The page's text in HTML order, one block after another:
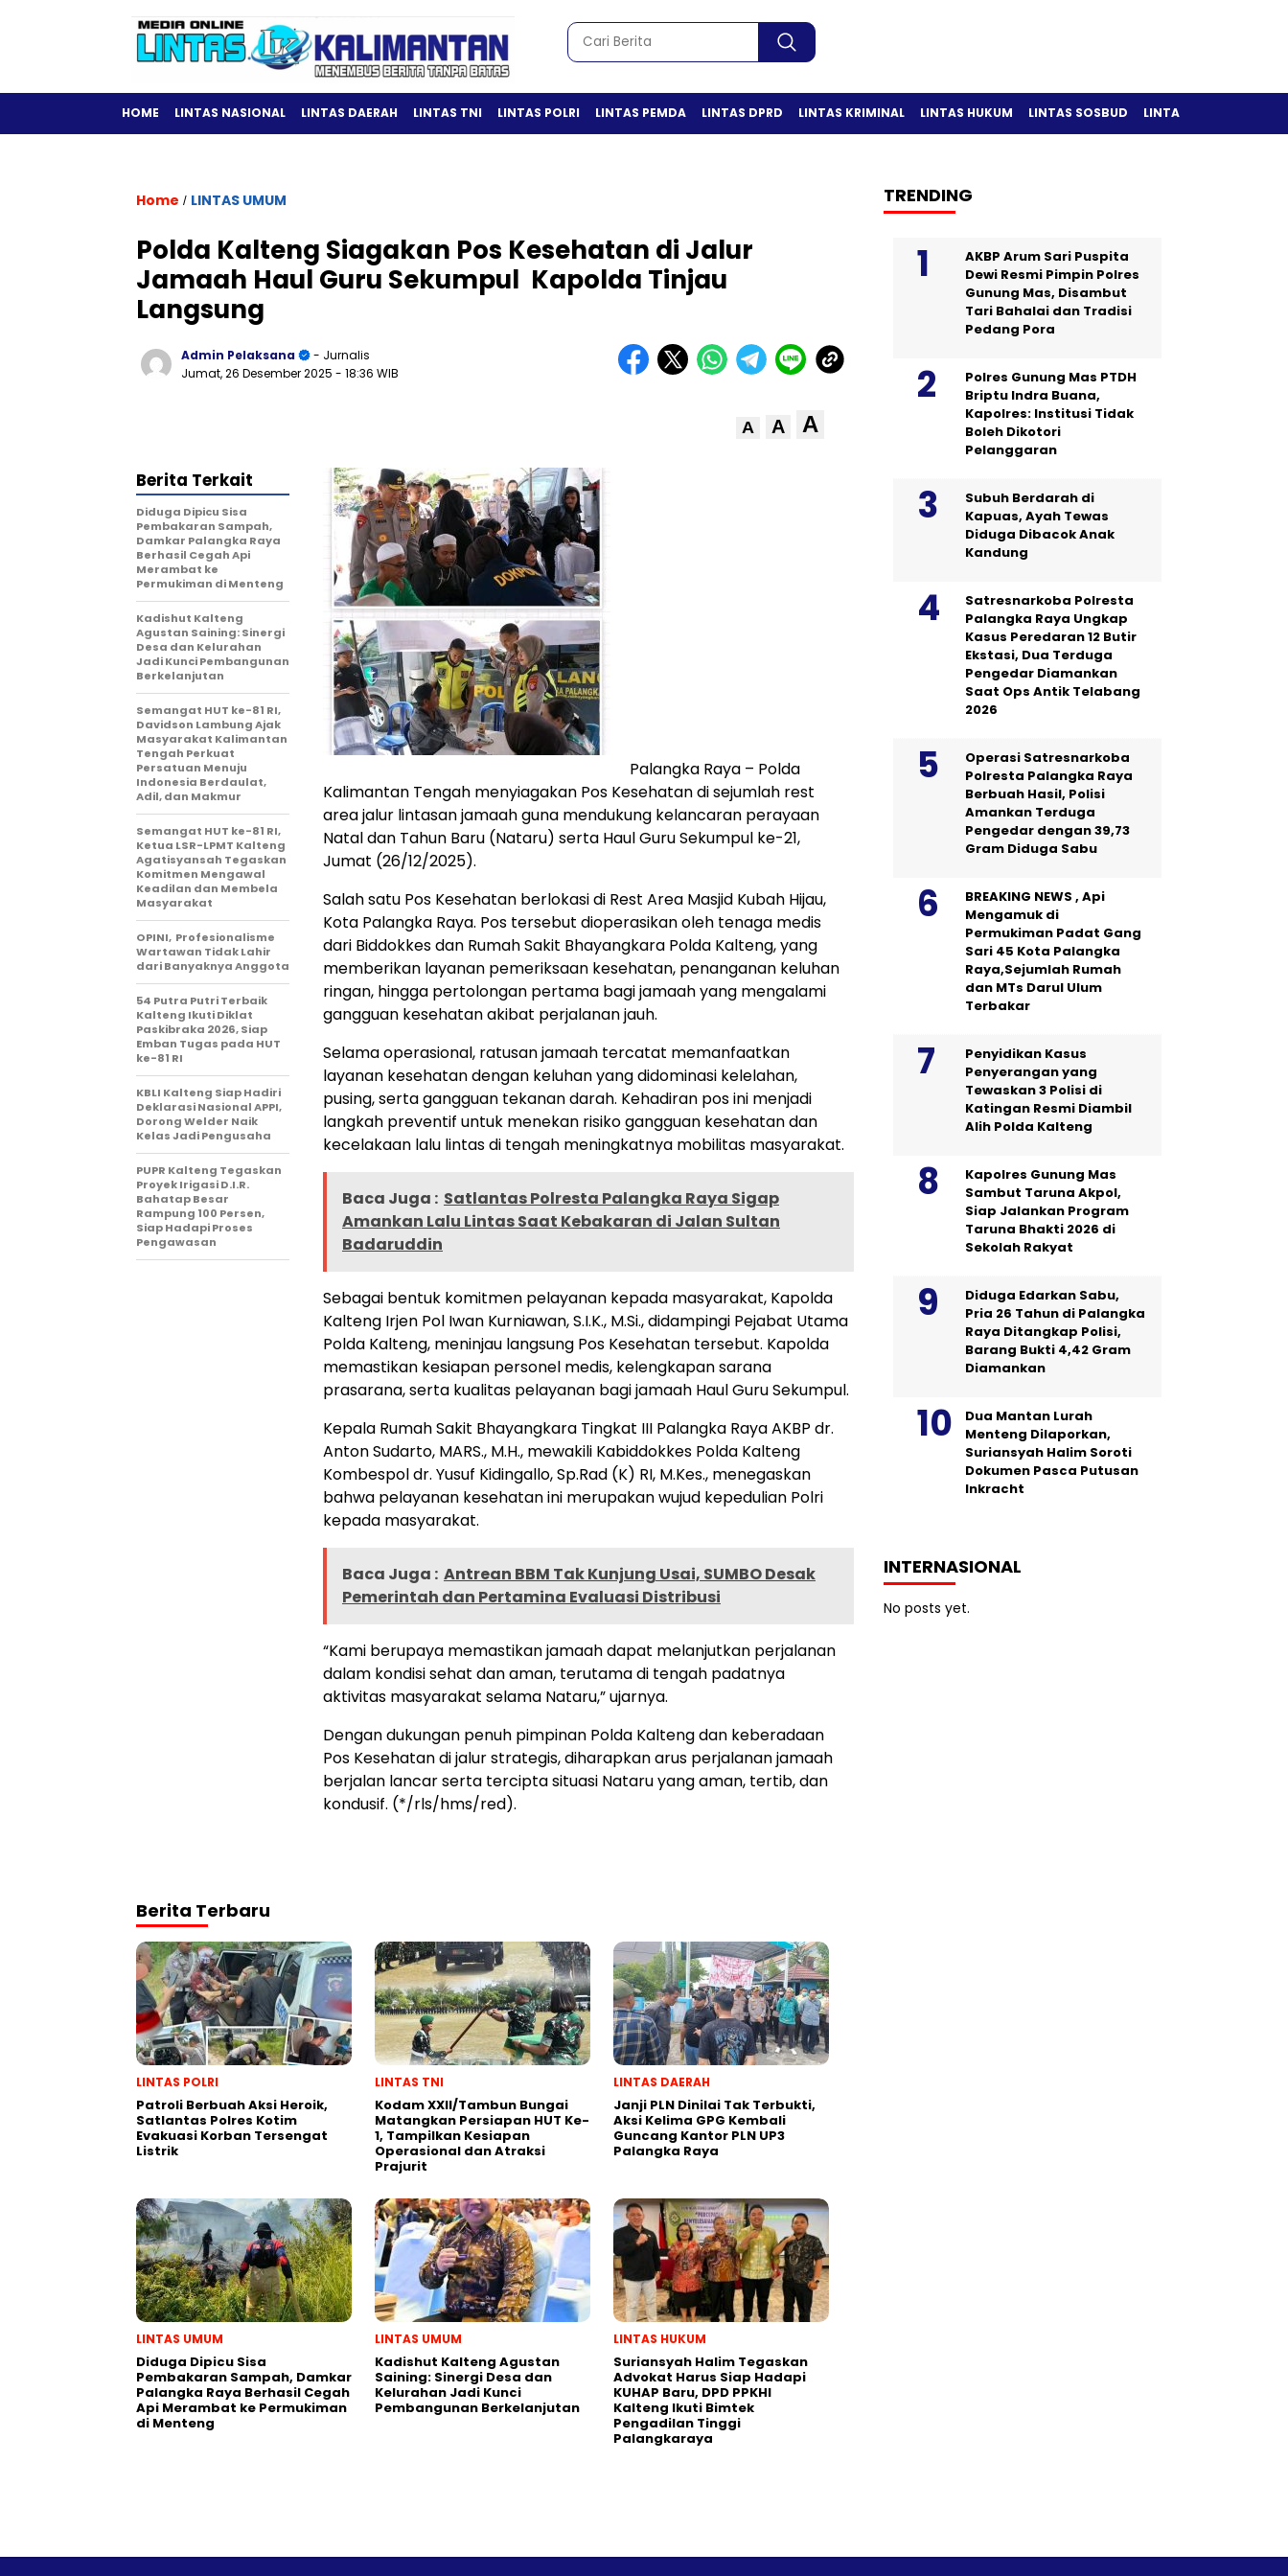
HOME LINTAS NASIONAL LINTAS DAERAH LINTAS TNI LINTAS POLRI LINTAS PEMDA LINTAS DPRD LINTAS KRIMINAL LINTAS HUKUM LINTAS SOSBUD LINTAS OLAH RAGA
Home / LINTAS UMUM
Polda Kalteng Siagakan Pos Kesehatan di Jalur
Jamaah Haul Guru Sekumpul Kapolda Tinjau
Langsung
Admin Pelaksana
- Jurnalis
Jumat, 26 Desember 2025 - 18:36 WIB
A A A
Palangka Raya – Polda
Kalimantan Tengah menyiagakan Pos Kesehatan di sejumlah rest
area jalur lintasan jamaah guna mendukung kelancaran perayaan
Natal dan Tahun Baru (Nataru) serta Haul Guru Sekumpul ke-21,
Jumat (26/12/2025).
Salah satu Pos Kesehatan berlokasi di Rest Area Masjid Kubah Hijau,
Kota Palangka Raya. Pos tersebut dioperasikan oleh tenaga medis
dari Biddokkes dan Rumah Sakit Bhayangkara Polda Kalteng, yang
memberikan layanan pemeriksaan kesehatan, penanganan keluhan
ringan, hingga pertolongan pertama bagi jamaah yang mengalami
gangguan kesehatan akibat perjalanan jauh.
Selama operasional, ratusan jamaah tercatat memanfaatkan
layanan kesehatan dengan keluhan yang didominasi kelelahan,
pusing, serta gangguan tekanan darah. Kehadiran pos ini menjadi
langkah preventif untuk menekan risiko gangguan kesehatan dan
kecelakaan lalu lintas di tengah meningkatnya mobilitas masyarakat.
Baca Juga : Satlantas Polresta Palangka Raya Sigap
Amankan Lalu Lintas Saat Kebakaran di Jalan Sultan
Badaruddin
Sebagai bentuk komitmen pelayanan kepada masyarakat, Kapolda
Kalteng Irjen Pol Iwan Kurniawan, S.I.K., M.Si., didampingi Pejabat Utama
Polda Kalteng, meninjau langsung Pos Kesehatan tersebut. Kapolda
memastikan kesiapan personel medis, kelengkapan sarana
prasarana, serta kualitas pelayanan bagi jamaah Haul Guru Sekumpul.
Kepala Rumah Sakit Bhayangkara Tingkat III Palangka Raya AKBP dr.
Anton Sudarto, MARS., M.H., mewakili Kabiddokkes Polda Kalteng
Kombespol dr. Yusuf Kidingallo, Sp.Rad (K) RI, M.Kes., menegaskan
bahwa pelayanan kesehatan ini merupakan wujud kepedulian Polri
kepada masyarakat.
Baca Juga : Antrean BBM Tak Kunjung Usai, SUMBO Desak
Pemerintah dan Pertamina Evaluasi Distribusi
“Kami berupaya memastikan jamaah dapat melanjutkan perjalanan
dalam kondisi sehat dan aman, terutama di tengah padatnya
aktivitas masyarakat selama Nataru,” ujarnya.
Dengan dukungan penuh pimpinan Polda Kalteng dan keberadaan
Pos Kesehatan di jalur strategis, diharapkan arus perjalanan jamaah
berjalan lancar serta tercipta situasi Nataru yang aman, tertib, dan
kondusif. (*/rls/hms/red).
Berita Terkait
Diduga Dipicu Sisa
Pembakaran Sampah,
Damkar Palangka Raya
Berhasil Cegah Api
Merambat ke
Permukiman di Menteng
Kadishut Kalteng
Agustan Saining: Sinergi
Desa dan Kelurahan
Jadi Kunci Pembangunan
Berkelanjutan
Semangat HUT ke-81 RI,
Davidson Lambung Ajak
Masyarakat Kalimantan
Tengah Perkuat
Persatuan Menuju
Indonesia Berdaulat,
Adil, dan Makmur
Semangat HUT ke-81 RI,
Ketua LSR-LPMT Kalteng
Agatisyansah Tegaskan
Komitmen Mengawal
Keadilan dan Membela
Masyarakat
OPINI, Profesionalisme
Wartawan Tidak Lahir
dari Banyaknya Anggota
54 Putra Putri Terbaik
Kalteng Ikuti Diklat
Paskibraka 2026, Siap
Emban Tugas pada HUT
ke-81 RI
KBLI Kalteng Siap Hadiri
Deklarasi Nasional APPI,
Dorong Welder Naik
Kelas Jadi Pengusaha
PUPR Kalteng Tegaskan
Proyek Irigasi D.I.R.
Bahatap Besar
Rampung 100 Persen,
Siap Hadapi Proses
Pengawasan
Berita Terbaru
LINTAS POLRI
Patroli Berbuah Aksi Heroik,
Satlantas Polres Kotim
Evakuasi Korban Tersengat
Listrik
LINTAS TNI
Kodam XXII/Tambun Bungai
Matangkan Persiapan HUT Ke-
1, Tampilkan Kesiapan
Operasional dan Atraksi
Prajurit
LINTAS DAERAH
Janji PLN Dinilai Tak Terbukti,
Aksi Kelima GPG Kembali
Guncang Kantor PLN UP3
Palangka Raya
LINTAS UMUM
Diduga Dipicu Sisa
Pembakaran Sampah, Damkar
Palangka Raya Berhasil Cegah
Api Merambat ke Permukiman
di Menteng
LINTAS UMUM
Kadishut Kalteng Agustan
Saining: Sinergi Desa dan
Kelurahan Jadi Kunci
Pembangunan Berkelanjutan
LINTAS HUKUM
Suriansyah Halim Tegaskan
Advokat Harus Siap Hadapi
KUHAP Baru, DPD PPKHI
Kalteng Ikuti Bimtek
Pengadilan Tinggi
Palangkaraya
TRENDING
AKBP Arum Sari Puspita
Dewi Resmi Pimpin Polres
Gunung Mas, Disambut
Tari Bahalai dan Tradisi
Pedang Pora
Polres Gunung Mas PTDH
Briptu Indra Buana,
Kapolres: Institusi Tidak
Boleh Dikotori
Pelanggaran
Subuh Berdarah di
Kapuas, Ayah Tewas
Diduga Dibacok Anak
Kandung
Satresnarkoba Polresta
Palangka Raya Ungkap
Kasus Peredaran 12 Butir
Ekstasi, Dua Terduga
Pengedar Diamankan
Saat Ops Antik Telabang
2026
Operasi Satresnarkoba
Polresta Palangka Raya
Berbuah Hasil, Polisi
Amankan Terduga
Pengedar dengan 39,73
Gram Diduga Sabu
BREAKING NEWS , Api
Mengamuk di
Permukiman Padat Gang
Sari 45 Kota Palangka
Raya,Sejumlah Rumah
dan MTs Darul Ulum
Terbakar
Penyidikan Kasus
Penyerangan yang
Tewaskan 3 Polisi di
Katingan Resmi Diambil
Alih Polda Kalteng
Kapolres Gunung Mas
Sambut Taruna Akpol,
Siap Jalankan Program
Taruna Bhakti 2026 di
Sekolah Rakyat
Diduga Edarkan Sabu,
Pria 26 Tahun di Palangka
Raya Ditangkap Polisi,
Barang Bukti 4,42 Gram
Diamankan
Dua Mantan Lurah
Menteng Dilaporkan,
Suriansyah Halim Soroti
Dokumen Pasca Putusan
Inkracht
INTERNASIONAL
No posts yet.